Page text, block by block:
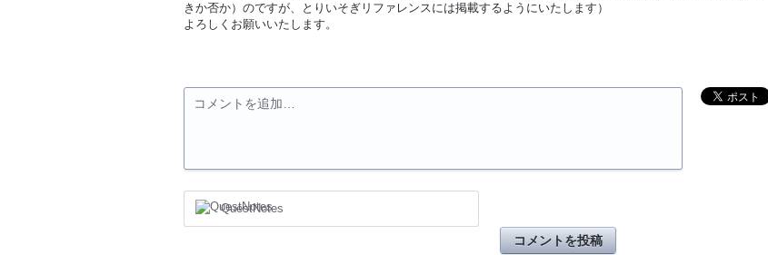
きか否か）のですが、とりいそぎリファレンスには掲載するようにいたします）
よろしくお願いいたします。
コメントを追加…
QuestNotes
コメントを投稿